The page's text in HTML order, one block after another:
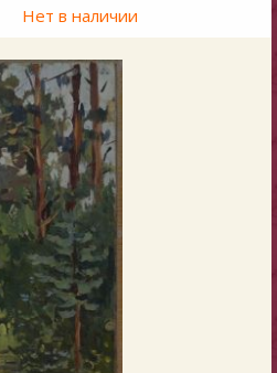
Нет в наличии